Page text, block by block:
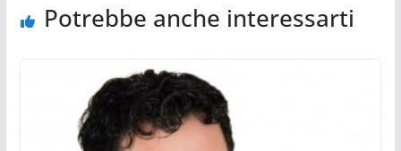
Potrebbe anche interessarti